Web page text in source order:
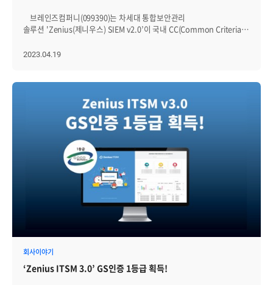
가족별로 모여 브레인즈에서 제공한 한우 불고기를 먹으며 오붓한
시간을 보냈습니다. 이후 각자 숙소에서 자유시간을 갖고, 다음날
이번 행사에 참석한 브레인저들이 마음 따뜻해지는 이야기를
행사 계속 됐으면 해요." "동료들의 가족들을 보니, 무엇인가 알 수 없는
책임감이 더 생기는 것 같아요. 예전에는 나만 잘하면 되지라고
생각했는데 저와 협업하는 분이 누군가의 아버지이고 어머니라는 것을
느끼며, 더 많이 배려해야 겠다는 생각을 했습니다." "코로나로 잠정
중지됐다 오랜만에 다시 열려서 기뻐요. 1박 2일 동안 가족들이
행복해하는 모습을 보며 저도 행복했어요. 맛있는 음식과 깔끔한 숙소
그리고 멋지게 행사 준비한 도우미들이 있어 더욱 즐거운 시간을 보낼 수
솔루션 'Zenius(제니우스) SIEM v2.0’이 국내 CC(Common Criteria)
밝혔다. 국내 CC인증은 IT보안인증사무국이 IT 제품의
컴플라이언스에서 로그를 안전하게 저장하고 관리하는 소프트웨어다.
제품은 162만 EPS(Event Per Second)의 인덱싱과 1TB에 0.02초 이내
검색 성능을 바탕으로 로그 수집 현황을 실시간으로
모니터링하고, 수집된 로그에 대한 위/변조 감시 기능을 제공한다.
특히 HTML5 기반 반응형 웹 환경 지원, 26종의 차트 및 컴포넌트 등
사용자 중심의 대시보드와 편리한 보고서 기능을 제공한다. 또, 'Zenius
SIEM v2.0'은 SQL(Structured Query Language)에서 제공하는
함수를 이용해 이상 탐지가 가능하고, 서버 증설 시 서비스 중단없이
병렬확장 할 수 있다. 브레인즈컴퍼니는 2020년에 'Zenius SIEM
v1.0'을 처음 개발한 후, 이번 업그레이드로 빅데이터 기반의 다양한
로그 수집 및 연관분석을 통해 관리 효율을 증대하고, 국내 네트워크
환경의 규제를 준수하기 위해 CC인증을 획득했다. 강선근
브레인즈컴퍼니 대표는 "향후 ChatGPT와 같은 LLM(Large Language
Model)기술을 활용해 고객에게 보다 편리한 인터페이스를 제공하고,
있다"고 말했다.
2023.04.19
회사이야기
‘Zenius ITSM 3.0’ GS인증 1등급 획득!